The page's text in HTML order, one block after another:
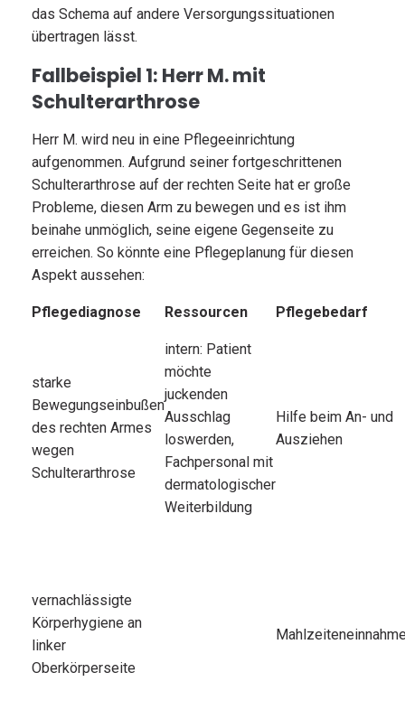
das Schema auf andere Versorgungssituationen
übertragen lässt.
Fallbeispiel 1: Herr M. mit
Schulterarthrose
Herr M. wird neu in eine Pflegeeinrichtung
aufgenommen. Aufgrund seiner fortgeschrittenen
Schulterarthrose auf der rechten Seite hat er große
Probleme, diesen Arm zu bewegen und es ist ihm
beinahe unmöglich, seine eigene Gegenseite zu
erreichen. So könnte eine Pflegeplanung für diesen
Aspekt aussehen:
Pflegediagnose Ressourcen Pflegebedarf
starke
Bewegungseinbußen
des rechten Armes
wegen
Schulterarthrose
intern: Patient
möchte
juckenden
Ausschlag
loswerden,
Fachpersonal mit
dermatologischer
Weiterbildung
Hilfe beim An- und
Ausziehen
vernachlässigte
Körperhygiene an
linker
Oberkörperseite